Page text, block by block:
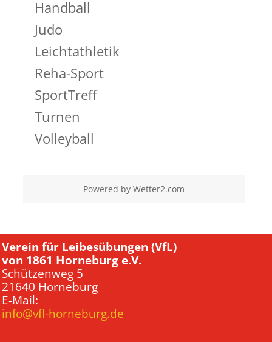
Handball
Judo
Leichtathletik
Reha-Sport
SportTreff
Turnen
Volleyball
Powered by Wetter2.com
Verein für Leibesübungen (VfL)
von 1861 Horneburg e.V.
Schützenweg 5
21640 Horneburg
E-Mail:
info@vfl-horneburg.de